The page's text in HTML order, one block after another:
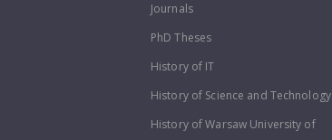
Journals
PhD Theses
History of IT
History of Science and Technology
History of Warsaw University of